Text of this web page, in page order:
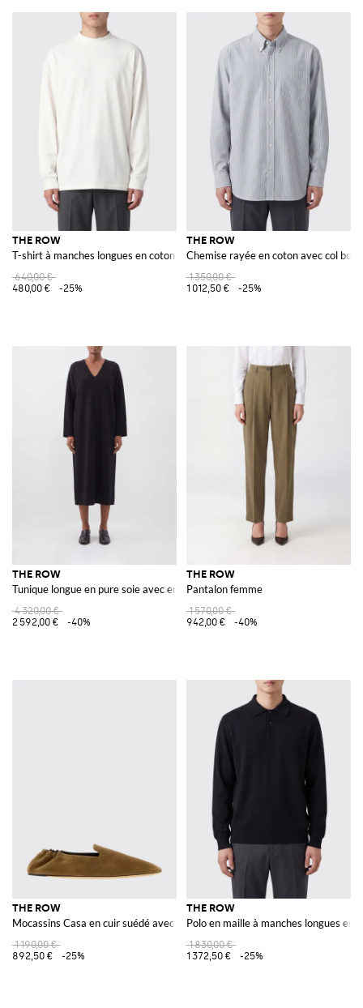
THE ROW
T-shirt à manches longues en coton avec emmanchures basses
640,00 €
480,00 €
-25%
THE ROW
Chemise rayée en coton avec col
1 350,00 €
1 012,50 €
-25%
THE ROW
Tunique longue en pure soie avec encolure en V et manches longues
4 320,00 €
2 592,00 €
-40%
THE ROW
Pantalon femme
1 570,00 €
942,00 €
-40%
THE ROW
Mocassins Casa en cuir suédé avec talon élastique
1 190,00 €
892,50 €
-25%
THE ROW
Polo en maille à manches longues en
1 830,00 €
1 372,50 €
-25%